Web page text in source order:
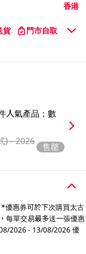
香港
貨 門市自取
人氣產品；數
) - 2026
售罄
優惠券可於下次購買太古
每單交易最多送一張優惠
2026 - 13/08/2026 優